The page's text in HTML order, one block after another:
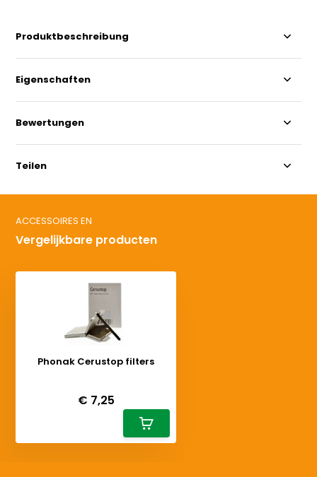
Produktbeschreibung
Eigenschaften
Bewertungen
Teilen
ACCESSOIRES EN
Vergelijkbare producten
Phonak Cerustop filters
€ 7,25